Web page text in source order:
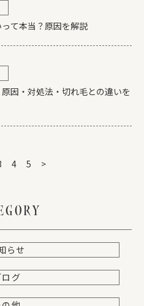
て本当？原因を解説
因・対処法・切れ毛との違いを
4 5 >
らせ
ログ